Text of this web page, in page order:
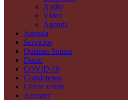
Audio
Vídeo
Agenda
Agenda
Servicios
Quiénes Somos
Demo
COVID-19
Contáctenos
Cerrar sesión
Acceder